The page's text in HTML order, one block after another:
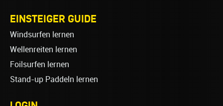
EINSTEIGER GUIDE
Windsurfen lernen
Wellenreiten lernen
Foilsurfen lernen
Stand-up Paddeln lernen